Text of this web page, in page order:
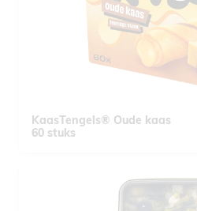
KaasTengels® Oude kaas
60 stuks